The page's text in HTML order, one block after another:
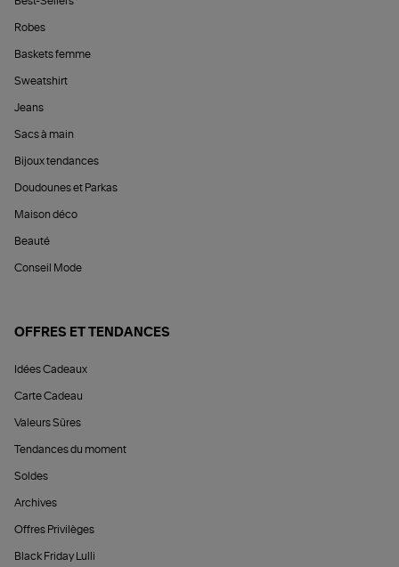
Robes
Baskets femme
Sweatshirt
Jeans
Sacs à main
Bijoux tendances
Doudounes et Parkas
Maison déco
Beauté
Conseil Mode
OFFRES ET TENDANCES
Idées Cadeaux
Carte Cadeau
Valeurs Sûres
Tendances du moment
Soldes
Archives
Offres Privilèges
Black Friday Lulli